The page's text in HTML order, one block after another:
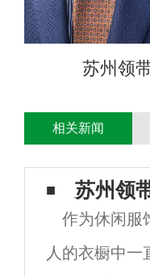
苏州领
相关新闻
苏州领
作为休闲服
人的衣橱中